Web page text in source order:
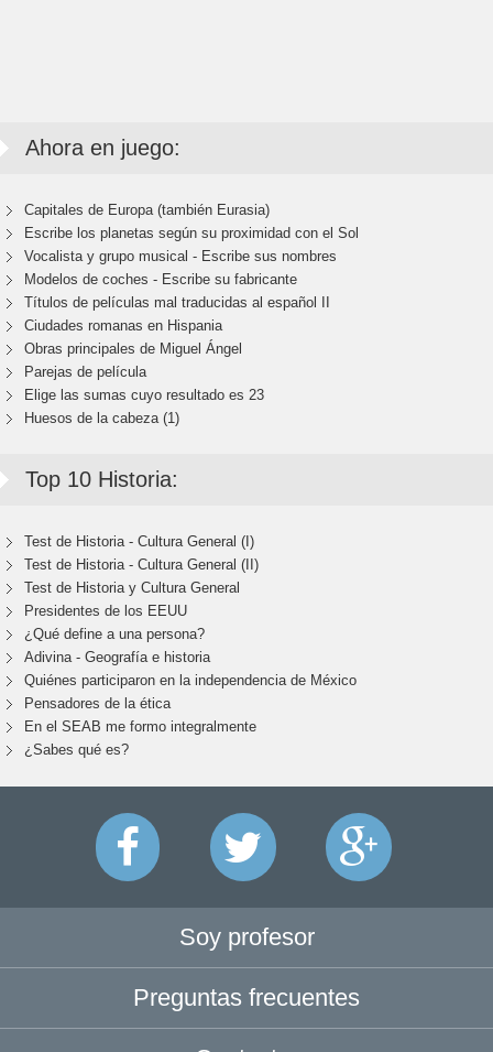
Ahora en juego:
Capitales de Europa (también Eurasia)
Escribe los planetas según su proximidad con el Sol
Vocalista y grupo musical - Escribe sus nombres
Modelos de coches - Escribe su fabricante
Títulos de películas mal traducidas al español II
Ciudades romanas en Hispania
Obras principales de Miguel Ángel
Parejas de película
Elige las sumas cuyo resultado es 23
Huesos de la cabeza (1)
Top 10 Historia:
Test de Historia - Cultura General (I)
Test de Historia - Cultura General (II)
Test de Historia y Cultura General
Presidentes de los EEUU
¿Qué define a una persona?
Adivina - Geografía e historia
Quiénes participaron en la independencia de México
Pensadores de la ética
En el SEAB me formo integralmente
¿Sabes qué es?
Soy profesor
Preguntas frecuentes